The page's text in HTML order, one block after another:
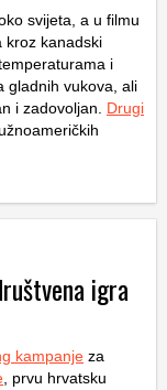
svijeta, a u filmu
kroz kanadski
i
gladnih vukova, ali
i zadovoljan. Drugi
igra
kampanje za
, prvu hrvatsku